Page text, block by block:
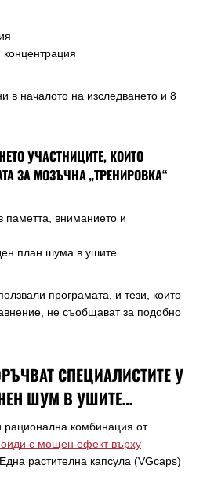
концентрация
в началото на изследването и 8
УЧАСТНИЦИТЕ, КОИТО
ЗА МОЗЪЧНА „ТРЕНИРОВКА“
паметта, вниманието и
план шума в ушите
програмата, и тези, които
не съобщават за подобно
СПЕЦИАЛИСТИТЕ У
ШУМ В УШИТЕ…
рационална комбинация от
с мощен ефект върху
. Една растителна капсула (VGcaps)